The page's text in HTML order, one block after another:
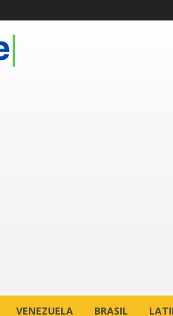
VENEZUELA BRASIL